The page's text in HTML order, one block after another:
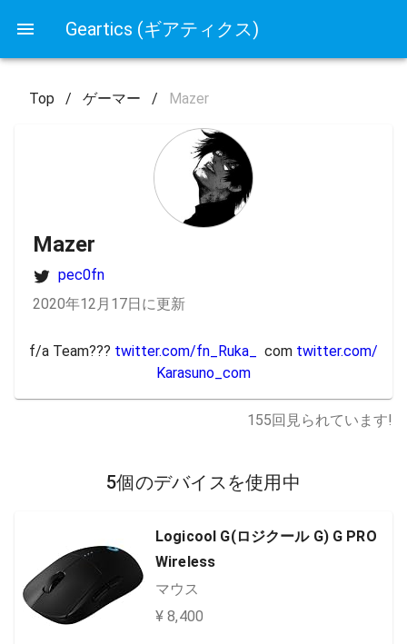
Geartics (ギアティクス)
Top / ゲーマー / Mazer
Mazer
pec0fn
2020年12月17日に更新
f/a Team??? twitter.com/fn_Ruka_
  com
twitter.com/
Karasuno_com
155回見られています!
5個のデバイスを使用中
Logicool G(ロジクール G) G PRO
Wireless
マウス
¥ 8,400